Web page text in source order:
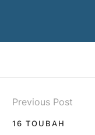
Previous Post
16 TOUBAH